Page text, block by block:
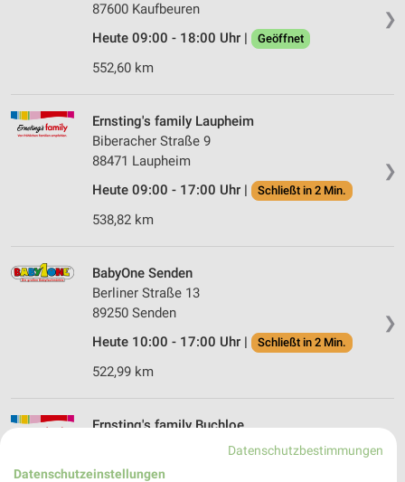
❯
87600 Kaufbeuren
Heute 09:00 - 18:00 Uhr |
Geöffnet
552,60 km
❯
Ernsting's family Laupheim
Biberacher Straße 9
88471 Laupheim
Heute 09:00 - 17:00 Uhr |
Schließt in 2 Min.
538,82 km
❯
BabyOne Senden
Berliner Straße 13
89250 Senden
Heute 10:00 - 17:00 Uhr |
Schließt in 2 Min.
522,99 km
Ernsting's family Buchloe
86807 Buchloe
Datenschutzbestimmungen
Datenschutzeinstellungen